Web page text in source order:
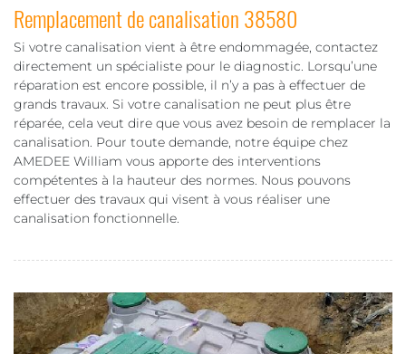
Remplacement de canalisation 38580
Si votre canalisation vient à être endommagée, contactez
directement un spécialiste pour le diagnostic. Lorsqu’une
réparation est encore possible, il n’y a pas à effectuer de
grands travaux. Si votre canalisation ne peut plus être
réparée, cela veut dire que vous avez besoin de remplacer la
canalisation. Pour toute demande, notre équipe chez
AMEDEE William vous apporte des interventions
compétentes à la hauteur des normes. Nous pouvons
effectuer des travaux qui visent à vous réaliser une
canalisation fonctionnelle.